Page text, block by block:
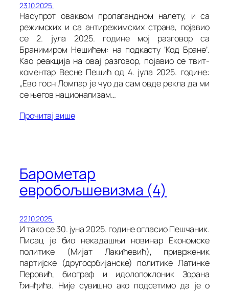
23.10.2025.
Насупрот оваквом пропагандном налету, и са
режимских и са антирежимских страна, појавио
се 2. јула 2025. године мој разговор са
Бранимиром Нешићем: на подкасту ’Код Бране’.
Као реакција на овај разговор, појавио се твит-
коментар Весне Пешић од 4. јула 2025. године:
„Ево госн Ломпар је чуо да сам овде рекла да ми
се његов национализам…
Прочитај више
Барометар
евробољшевизма (4)
22.10.2025.
И тако се 30. јуна 2025. године огласио Пешчаник.
Писац је био некадашњи новинар Економске
политике (Мијат Лакићевић), приврженик
партијске (другосрбијанске) политике Латинке
Перовић, биограф и идолопоклоник Зорана
Ђинђића. Није сувишно ако подсетимо да је о